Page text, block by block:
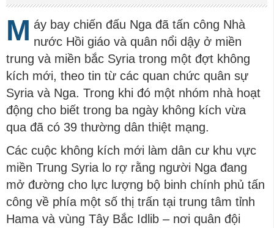
M áy bay chiến đấu Nga đã tấn công Nhà
nước Hồi giáo và quân nổi dậy ở miền
trung và miền bắc Syria trong một đợt không
kích mới, theo tin từ các quan chức quân sự
Syria và Nga. Trong khi đó một nhóm nhà hoạt
động cho biết trong ba ngày không kích vừa
qua đã có 39 thường dân thiệt mạng.
Các cuộc không kích mới làm dân cư khu vực
miền Trung Syria lo rợ rằng người Nga đang
mở đường cho lực lượng bộ binh chính phủ tấn
công về phía một số thị trấn tại trung tâm tỉnh
Hama và vùng Tây Bắc Idlib – nơi quân đội